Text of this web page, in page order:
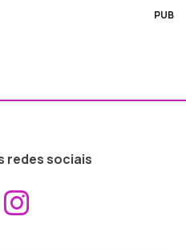
PUB
redes sociais
Aceder ao